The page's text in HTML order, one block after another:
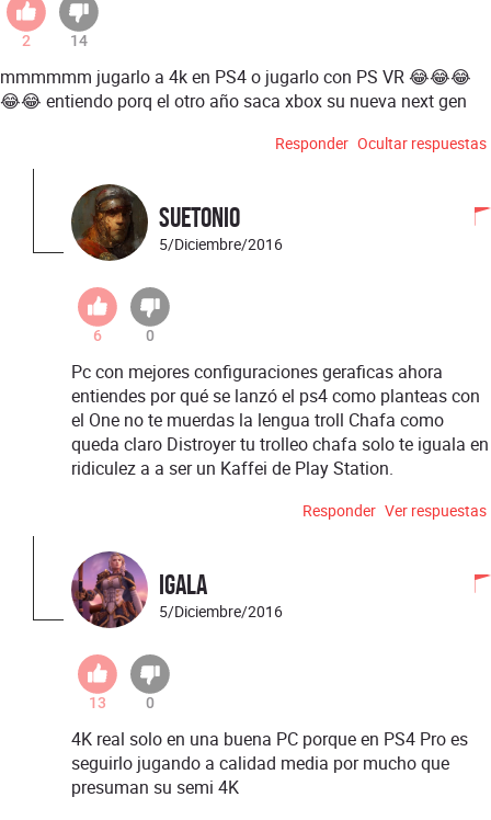
2 14
mmmmmm jugarlo a 4k en PS4 o jugarlo con PS VR 😂😂😂
😂😂 entiendo porq el otro año saca xbox su nueva next gen
Responder Ocultar respuestas
Suetonio
5/Diciembre/2016
6 0
Pc con mejores configuraciones geraficas ahora
entiendes por qué se lanzó el ps4 como planteas con
el One no te muerdas la lengua troll Chafa como
queda claro Distroyer tu trolleo chafa solo te iguala en
ridiculez a a ser un Kaffei de Play Station.
Responder Ver respuestas
Igala
5/Diciembre/2016
13 0
4K real solo en una buena PC porque en PS4 Pro es
seguirlo jugando a calidad media por mucho que
presuman su semi 4K